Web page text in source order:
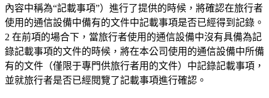
內容中稱為“記載事項”）進行了提供的時候，將確認在旅行者
使用的通信設備中備有的文件中記載事項是否已經得到記錄。
2 在前項的場合下，當旅行者使用的通信設備中沒有具備為記
錄記載事項的文件的時候，將在本公司使用的通信設備中所備
有的文件（僅限于專門供旅行者用的文件）中記錄記載事項，
並就旅行者是否已經閱覽了記載事項進行確認。